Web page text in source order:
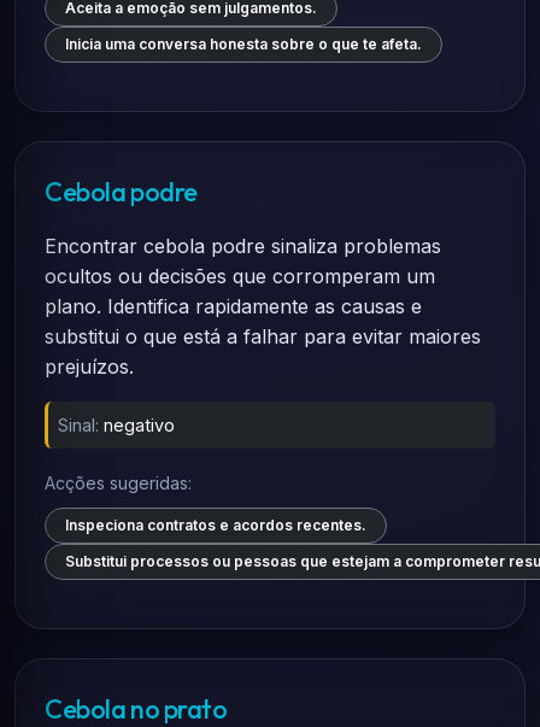
Aceita a emoção sem julgamentos.
Inicia uma conversa honesta sobre o que te afeta.
Cebola podre
Encontrar cebola podre sinaliza problemas
ocultos ou decisões que corromperam um
plano. Identifica rapidamente as causas e
substitui o que está a falhar para evitar maiores
prejuízos.
Sinal: negativo
Acções sugeridas:
Inspeciona contratos e acordos recentes.
Substitui processos ou pessoas que estejam a comprometer
Cebola no prato